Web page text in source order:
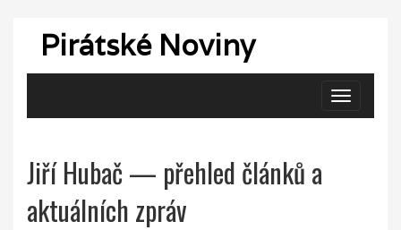
Pirátské Noviny
Zobrazit
navigaci
Jiří Hubač — přehled článků a
aktuálních zpráv